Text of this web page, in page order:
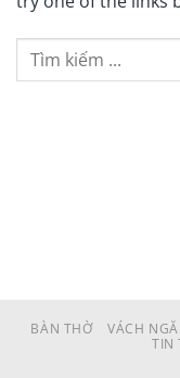
BÀN THỜ VÁCH
TIN